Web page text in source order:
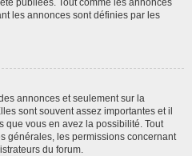
les annonces sont définies par les
annonces et seulement sur la
sont souvent assez importantes et il
que vous en avez la possibilité. Tout
générales, les permissions concernant
du forum.